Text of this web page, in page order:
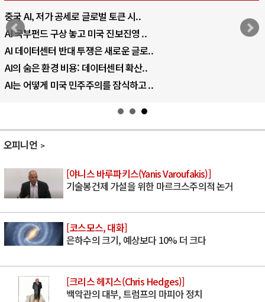
중국 AI, 저가 공세로 글로벌 토큰 시..
AI 국부펀드 구상 놓고 미국 진보진영 ..
AI 데이터센터 반대 투쟁은 새로운 글로..
AI의 숨은 환경 비용: 데이터센터 확산..
AI는 어떻게 미국 민주주의를 잠식하고 ..
오피니언
[야니스 바루파키스(Yanis Varoufakis)]
기술봉건제 가설을 위한 마르크스주의적 논거
[코스모스, 대화]
은하수의 크기, 예상보다 10% 더 크다
[크리스 헤지스(Chris Hedges)]
백악관의 대부, 트럼프의 마피아 정치